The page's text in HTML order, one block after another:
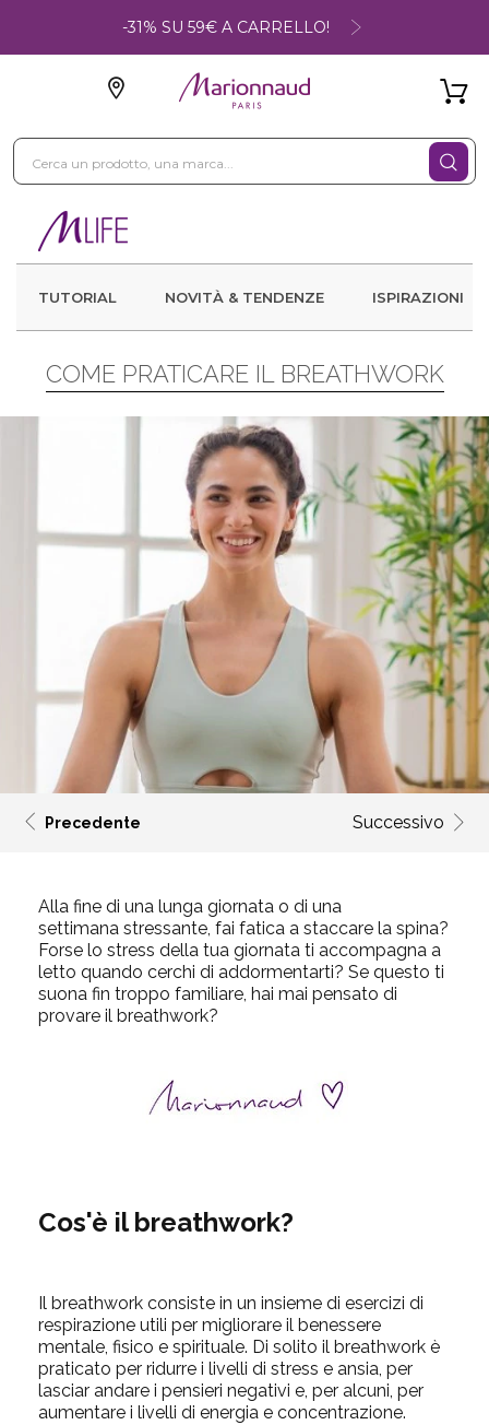
-31% SU 59€ A CARRELLO!
TUTORIAL NOVITÀ & TENDENZE ISPIRAZIONI
COME PRATICARE IL BREATHWORK
Precedente Successivo
Alla fine di una lunga giornata o di una
settimana stressante, fai fatica a staccare la spina?
Forse lo stress della tua giornata ti accompagna a
letto quando cerchi di addormentarti? Se questo ti
suona fin troppo familiare, hai mai pensato di
provare il breathwork?
Cos'è il breathwork?
Il breathwork consiste in un insieme di esercizi di
respirazione utili per migliorare il benessere
mentale, fisico e spirituale. Di solito il breathwork è
praticato per ridurre i livelli di stress e ansia, per
lasciar andare i pensieri negativi e, per alcuni, per
aumentare i livelli di energia e concentrazione.